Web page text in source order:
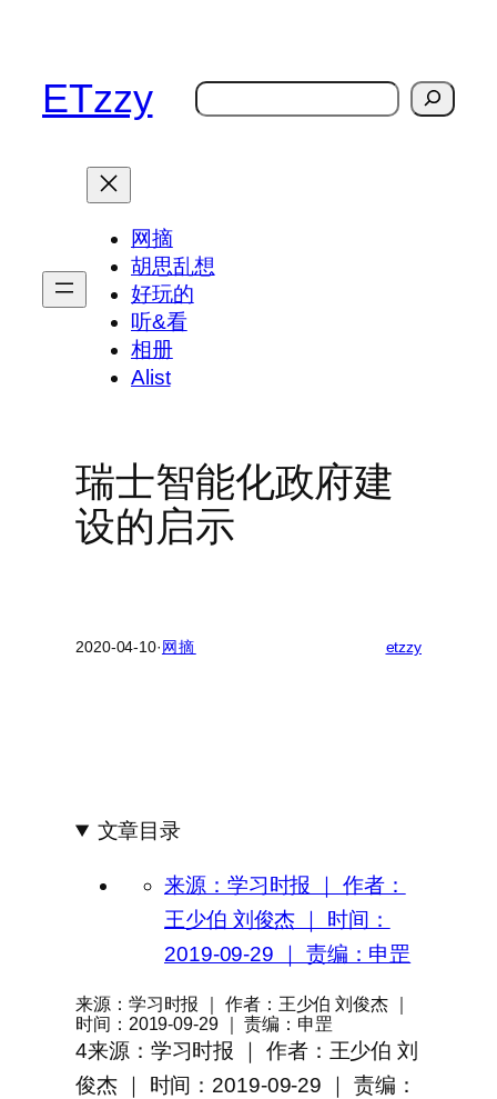
ETzzy
搜
网摘
胡思乱想
好玩的
听&看
相册
Alist
瑞士智能化政府建
设的启示
2020-04-10·网摘 etzzy
文章目录
来源：学习时报 ｜ 作者：
王少伯 刘俊杰 ｜ 时间：
2019-09-29 ｜ 责编：申罡
来源：学习时报 ｜ 作者：王少伯 刘俊杰 ｜
时间：2019-09-29 ｜ 责编：申罡
4来源：学习时报 ｜ 作者：王少伯 刘
俊杰 ｜ 时间：2019-09-29 ｜ 责编：